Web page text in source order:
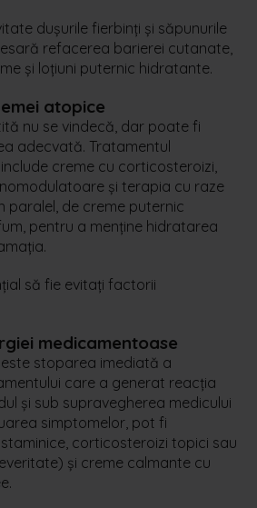
dușurile fierbinți și săpunurile
refacerea barierei cutanate,
și loțiuni puternic hidratante.
atopice
nu se vindecă, dar poate fi
adecvată. Tratamentul
creme cu corticosteroizi,
și terapia cu raze
paralel, de creme puternic
pentru a menține hidratarea
să fie evitați factorii
medicamentoase
este stoparea imediată a
care a generat reacția
și sub supravegherea medicului
simptomelor, pot fi
corticosteroizi topici sau
și creme calmante cu